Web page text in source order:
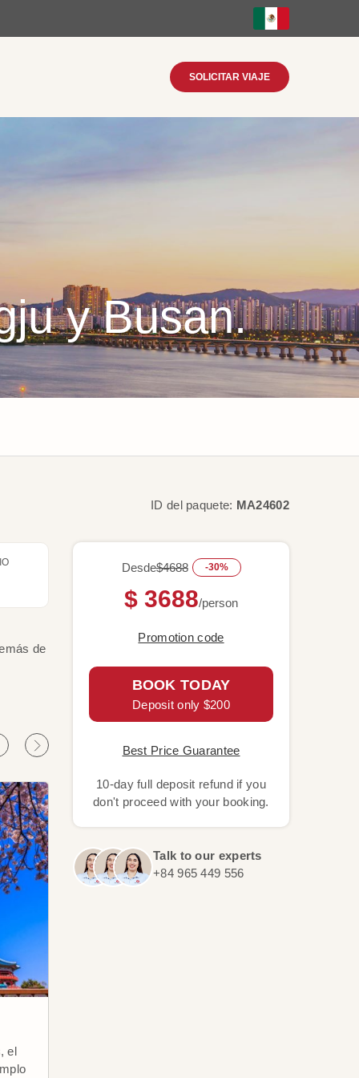
SOLICITAR VIAJE
y Busan.
de
el
ID del paquete: MA24602
Desde$4688 -30%
$ 3688/person
Promotion code
BOOK TODAY
Deposit only $200
Best Price Guarantee
10-day full deposit refund if you
don't proceed with your booking.
Talk to our experts
+84 965 449 556